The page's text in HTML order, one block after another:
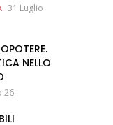
31 Luglio
NELLO
26